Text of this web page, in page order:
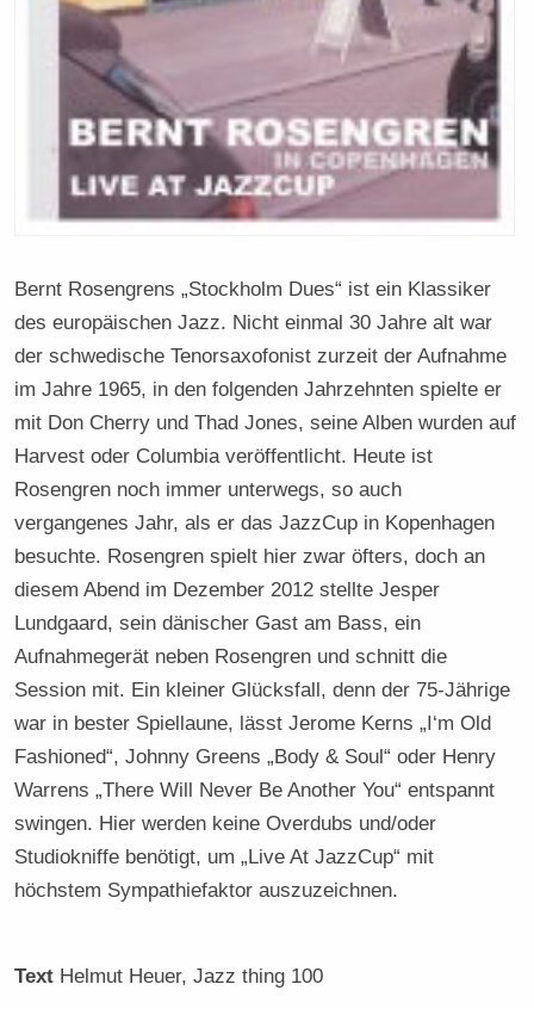
Bernt Rosengrens „Stockholm Dues“ ist ein Klassiker
des europäischen Jazz. Nicht einmal 30 Jahre alt war
der schwedische Tenorsaxofonist zurzeit der Aufnahme
im Jahre 1965, in den folgenden Jahrzehnten spielte er
mit Don Cherry und Thad Jones, seine Alben wurden auf
Harvest oder Columbia veröffentlicht. Heute ist
Rosengren noch immer unterwegs, so auch
vergangenes Jahr, als er das JazzCup in Kopenhagen
besuchte. Rosengren spielt hier zwar öfters, doch an
diesem Abend im Dezember 2012 stellte Jesper
Lundgaard, sein dänischer Gast am Bass, ein
Aufnahmegerät neben Rosengren und schnitt die
Session mit. Ein kleiner Glücksfall, denn der 75-Jährige
war in bester Spiellaune, lässt Jerome Kerns „I‘m Old
Fashioned“, Johnny Greens „Body & Soul“ oder Henry
Warrens „There Will Never Be Another You“ entspannt
swingen. Hier werden keine Overdubs und/oder
Studiokniffe benötigt, um „Live At JazzCup“ mit
höchstem Sympathiefaktor auszuzeichnen.
Text Helmut Heuer, Jazz thing 100